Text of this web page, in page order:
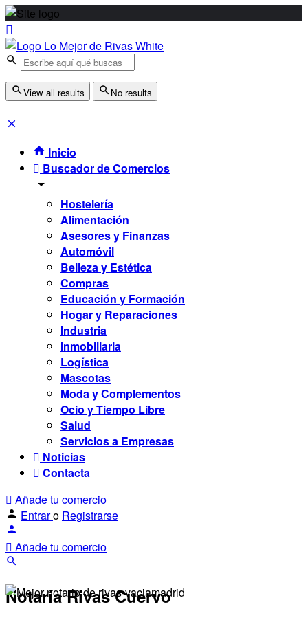
View all results No results
Inicio
Buscador de Comercios
Hostelería
Alimentación
Asesores y Finanzas
Automóvil
Belleza y Estética
Compras
Educación y Formación
Hogar y Reparaciones
Industria
Inmobiliaria
Logística
Mascotas
Moda y Complementos
Ocio y Tiempo Libre
Salud
Servicios a Empresas
Noticias
Contacta
Añade tu comercio
Entraro Registrarse
Añade tu comercio
Notaría Rivas Cuervo